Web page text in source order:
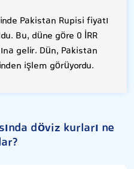
Pakistan Rupisi fiyatı
Bu, düne göre 0 İRR
gelir. Dün, Pakistan
işlem görüyordu.
döviz kurları ne